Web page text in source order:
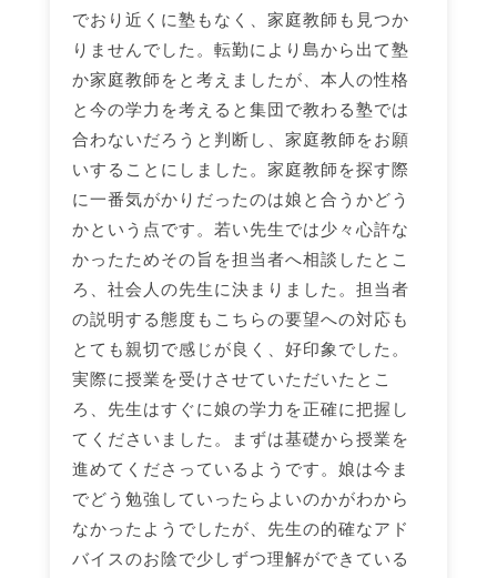
でおり近くに塾もなく、家庭教師も見つか
りませんでした。転勤により島から出て塾
か家庭教師をと考えましたが、本人の性格
と今の学力を考えると集団で教わる塾では
合わないだろうと判断し、家庭教師をお願
いすることにしました。家庭教師を探す際
に一番気がかりだったのは娘と合うかどう
かという点です。若い先生では少々心許な
かったためその旨を担当者へ相談したとこ
ろ、社会人の先生に決まりました。担当者
の説明する態度もこちらの要望への対応も
とても親切で感じが良く、好印象でした。
実際に授業を受けさせていただいたとこ
ろ、先生はすぐに娘の学力を正確に把握し
てくださいました。まずは基礎から授業を
進めてくださっているようです。娘は今ま
でどう勉強していったらよいのかがわから
なかったようでしたが、先生の的確なアド
バイスのお陰で少しずつ理解ができている